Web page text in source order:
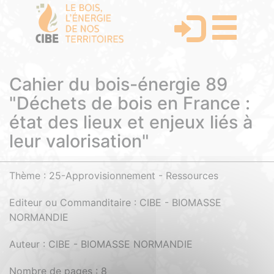
Cahier du bois-énergie 89
"Déchets de bois en France :
état des lieux et enjeux liés à
leur valorisation"
Thème : 25-Approvisionnement - Ressources
Editeur ou Commanditaire : CIBE - BIOMASSE
NORMANDIE
Auteur : CIBE - BIOMASSE NORMANDIE
Nombre de pages : 8